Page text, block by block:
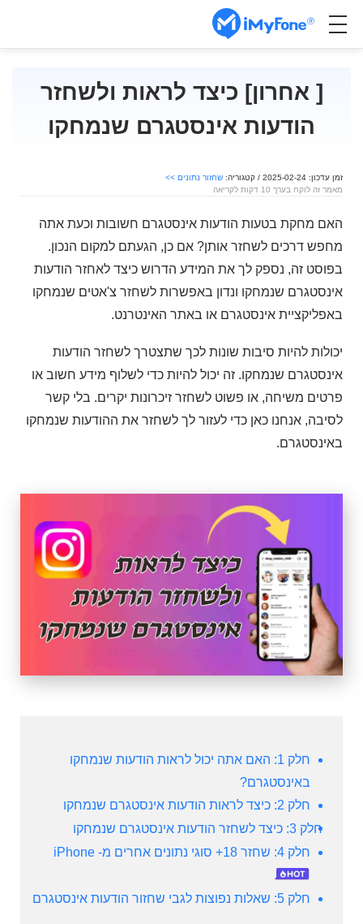
[ אחרון] כיצד לראות ולשחזר
הודעות אינסטגרם שנמחקו
זמן עדכון: 2025-02-24 / קטגוריה:
שחזור נתונים >>
מאמר זה לוקח בערך 10 דקות לקריאה
האם מחקת בטעות הודעות אינסטגרם חשובות וכעת אתה
מחפש דרכים לשחזר אותן? אם כן, הגעתם למקום הנכון.
בפוסט זה, נספק לך את המידע הדרוש כיצד לאחזר הודעות
אינסטגרם שנמחקו ונדון באפשרות לשחזר צ'אטים שנמחקו
באפליקציית אינסטגרם או באתר האינטרנט.
יכולות להיות סיבות שונות לכך שתצטרך לשחזר הודעות
אינסטגרם שנמחקו. זה יכול להיות כדי לשלוף מידע חשוב או
פרטים משיחה, או פשוט לשחזר זיכרונות יקרים. בלי קשר
לסיבה, אנחנו כאן כדי לעזור לך לשחזר את ההודעות שנמחקו
באינסטגרם.
חלק 1: האם אתה יכול לראות הודעות שנמחקו
באינסטגרם?
חלק 2: כיצד לראות הודעות אינסטגרם שנמחקו
חלק 3: כיצד לשחזר הודעות אינסטגרם שנמחקו
חלק 4: שחזר 18+ סוגי נתונים אחרים מ- iPhone
חלק 5: שאלות נפוצות לגבי שחזור הודעות אינסטגרם